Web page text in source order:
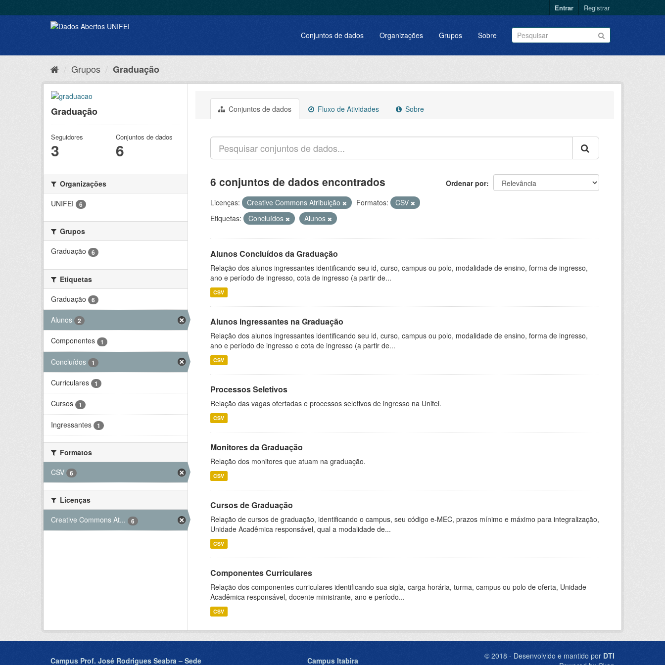
Entrar Registrar
Conjuntos de dados Organizações Grupos Sobre
Grupos Graduação
Graduação
Seguidores
3
Conjuntos de dados
6
Organizações
UNIFEI
6
Grupos
Graduação
6
Etiquetas
Graduação
6
Alunos 2
Componentes 1
Concluídos 1
Curriculares 1
Cursos 1
Ingressantes 1
Formatos
CSV
6
Licenças
Creative Commons At...
6
Conjuntos de dados Fluxo de Atividades Sobre
Ordenar por
6 conjuntos de dados encontrados
Licenças: Creative Commons Atribuição Formatos:
CSV
Etiquetas:
Concluídos Alunos
Alunos Concluídos da Graduação
Relação dos alunos ingressantes identificando seu id, curso, campus ou polo, modalidade de ensino, forma de ingresso,
ano e período de ingresso, cota de ingresso (a partir de...
CSV
Alunos Ingressantes na Graduação
Relação dos alunos ingressantes identificando seu id, curso, campus ou polo, modalidade de ensino, forma de ingresso,
ano e período de ingresso e cota de ingresso (a partir de...
CSV
Processos Seletivos
Relação das vagas ofertadas e processos seletivos de ingresso na Unifei.
CSV
Monitores da Graduação
Relação dos monitores que atuam na graduação.
CSV
Cursos de Graduação
Relação de cursos de graduação, identificando o campus, seu código e-MEC, prazos mínimo e máximo para integralização,
Unidade Acadêmica responsável, qual a modalidade de...
CSV
Componentes Curriculares
Relação dos componentes curriculares identificando sua sigla, carga horária, turma, campus ou polo de oferta, Unidade
Acadêmica responsável, docente ministrante, ano e período...
CSV
Campus Prof. José Rodrigues Seabra – Sede Campus Itabira © 2018 - Desenvolvido e mantido por DTI